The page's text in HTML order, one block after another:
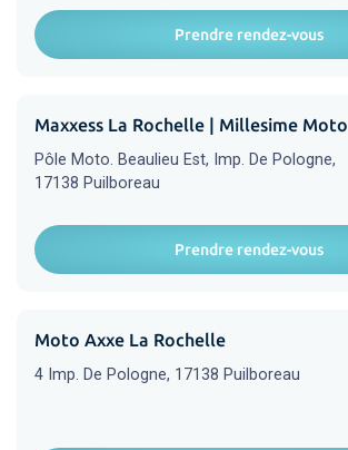
Prendre rendez-vous
Maxxess La Rochelle | Millesime Moto
Pôle Moto. Beaulieu Est, Imp. De Pologne,
17138 Puilboreau
Prendre rendez-vous
Moto Axxe La Rochelle
4 Imp. De Pologne, 17138 Puilboreau